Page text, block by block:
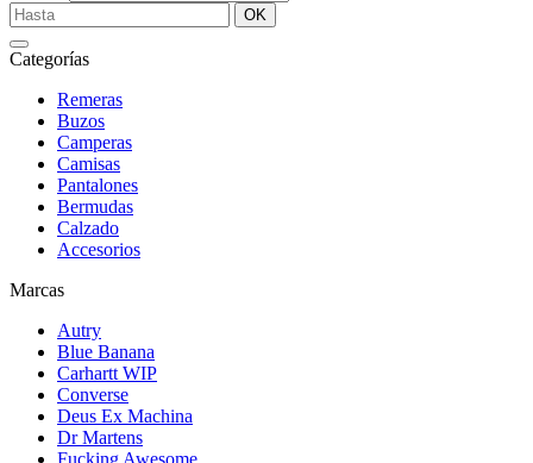
OK
Categorías
Remeras
Buzos
Camperas
Camisas
Pantalones
Bermudas
Calzado
Accesorios
Marcas
Autry
Blue Banana
Carhartt WIP
Converse
Deus Ex Machina
Dr Martens
Fucking Awesome